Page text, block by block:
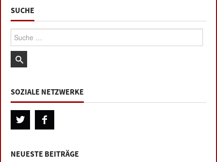
SUCHE
Suche:
SOZIALE NETZWERKE
NEUESTE BEITRÄGE